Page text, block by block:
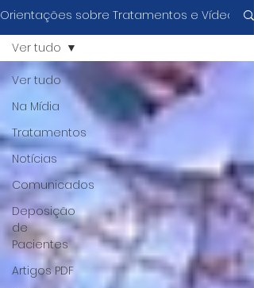
Orientações sobre Tratamentos e Vídeos
Ver tudo
Na Mídia
Tratamentos
Notícias
Comunicados
Deposição
de
Pacientes
Artigos PDF
Ver tudo